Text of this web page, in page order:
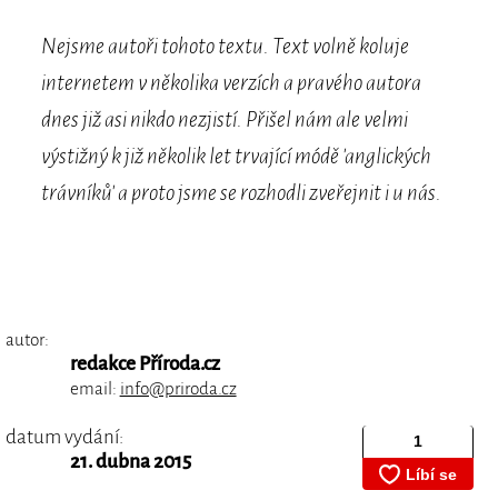
Nejsme autoři tohoto textu. Text volně koluje
internetem v několika verzích a pravého autora
dnes již asi nikdo nezjistí. Přišel nám ale velmi
výstižný k již několik let trvající módě 'anglických
trávníků' a proto jsme se rozhodli zveřejnit i u nás.
autor:
redakce Příroda.cz
email: info@priroda.cz
datum vydání:
21. dubna 2015